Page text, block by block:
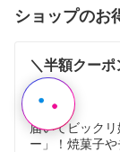
ショップのお
＼半額クー
届いてビック
ー」！焼菓子